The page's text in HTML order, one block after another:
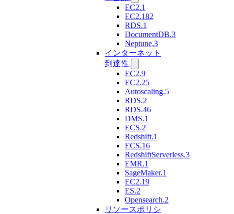
EC2.1
EC2.182
RDS.1
DocumentDB.3
Neptune.3
インターネット
到達性
EC2.9
EC2.25
Autoscaling.5
RDS.2
RDS.46
DMS.1
ECS.2
Redshift.1
ECS.16
RedshiftServerless.3
EMR.1
SageMaker.1
EC2.19
ES.2
Opensearch.2
リソースポリシ